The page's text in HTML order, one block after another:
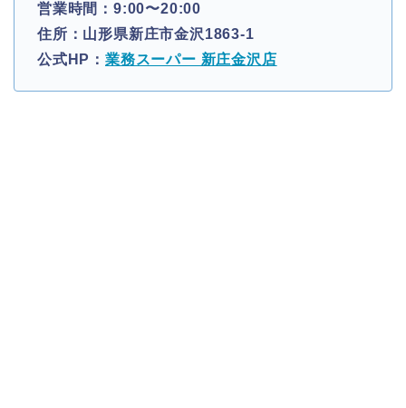
営業時間：9:00〜20:00
住所：山形県新庄市金沢1863-1
公式HP： 業務スーパー 新庄金沢店